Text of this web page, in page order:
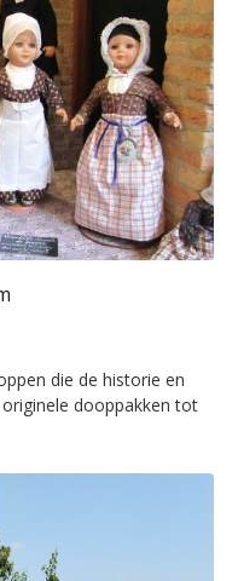
die de historie en
dooppakken tot